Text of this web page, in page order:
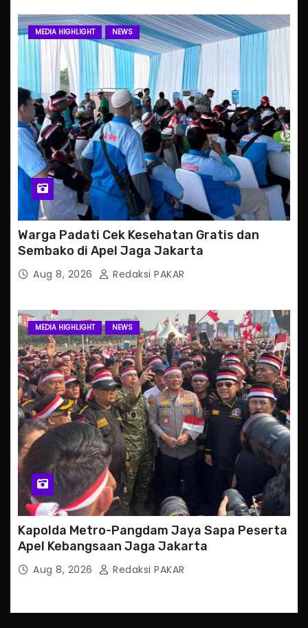
MEDIA HIGHLIGHT NEWS
Warga Padati Cek Kesehatan Gratis dan
Sembako di Apel Jaga Jakarta
Aug 8, 2026 Redaksi PAKAR
MEDIA HIGHLIGHT NEWS
Kapolda Metro-Pangdam Jaya Sapa Peserta
Apel Kebangsaan Jaga Jakarta
Aug 8, 2026 Redaksi PAKAR